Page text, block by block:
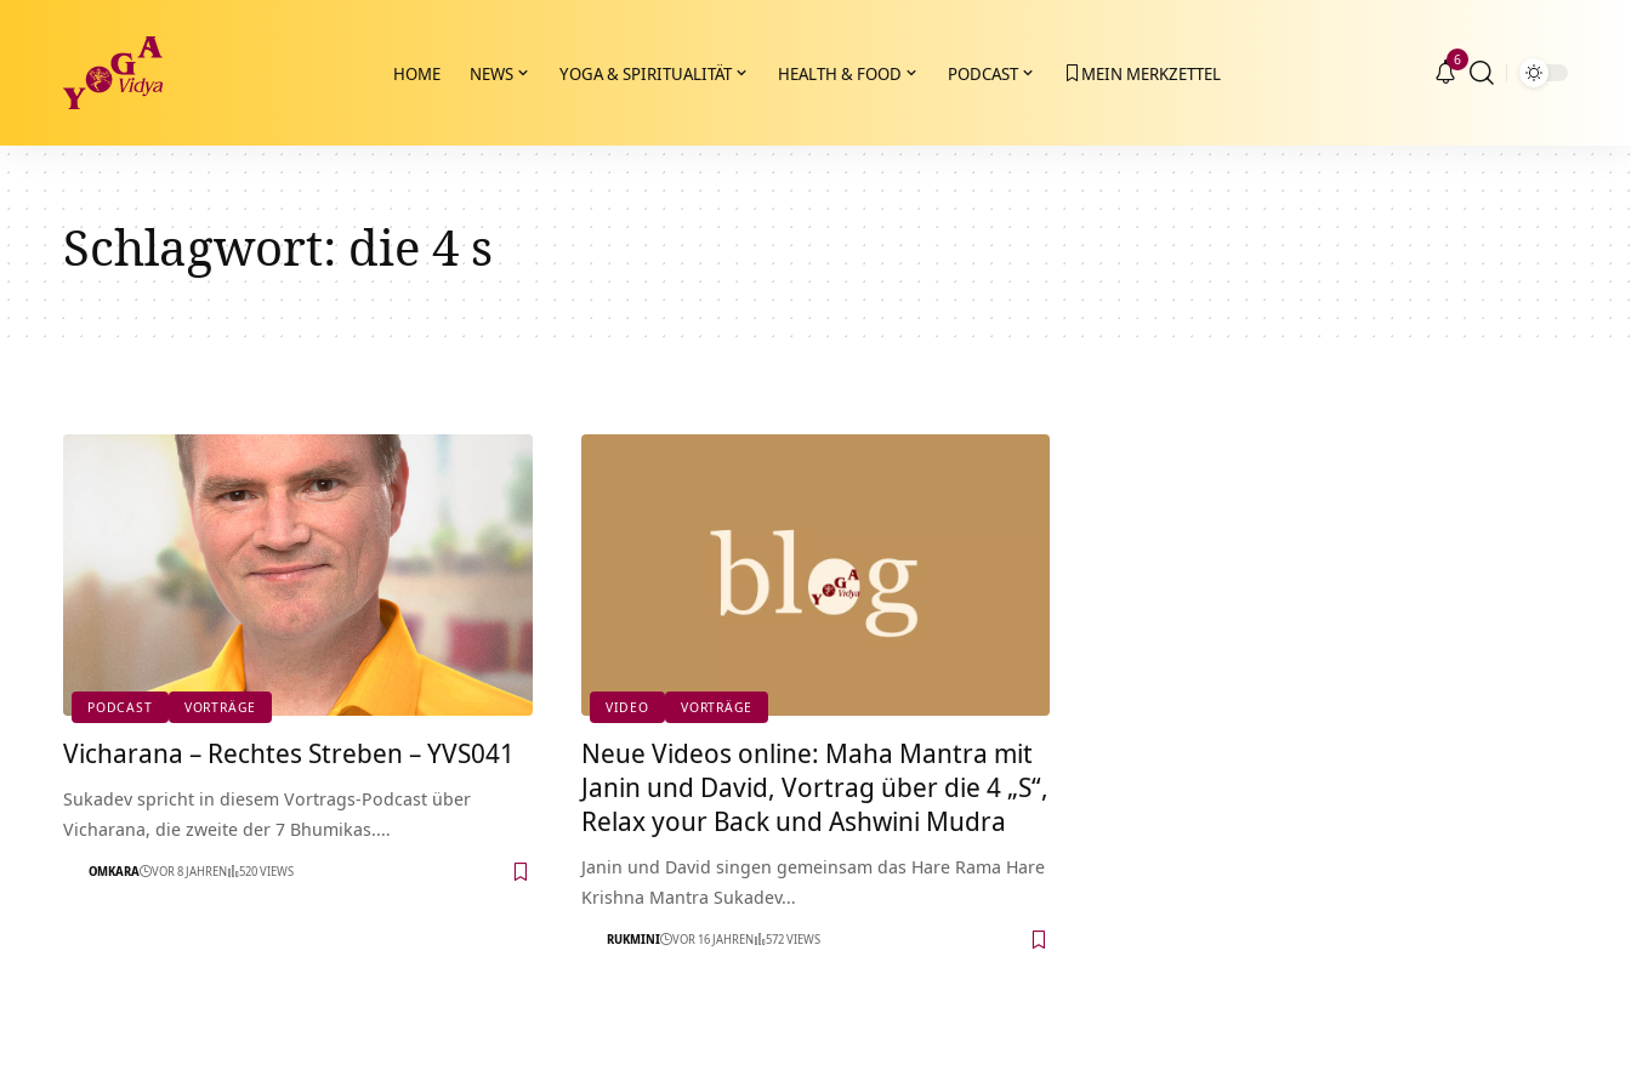
HOME NEWS YOGA & SPIRITUALITÄT HEALTH & FOOD PODCAST MEIN MERKZETTEL
6
Schlagwort: die 4 s
PODCAST VORTRÄGE
Vicharana – Rechtes Streben – YVS041
Sukadev spricht in diesem Vortrags-Podcast über
Vicharana, die zweite der 7 Bhumikas.…
OMKARA VOR 8 JAHREN 520 VIEWS
VIDEO VORTRÄGE
Neue Videos online: Maha Mantra mit
Janin und David, Vortrag über die 4 „S“,
Relax your Back und Ashwini Mudra
Janin und David singen gemeinsam das Hare Rama Hare
Krishna Mantra Sukadev…
RUKMINI VOR 16 JAHREN 572 VIEWS